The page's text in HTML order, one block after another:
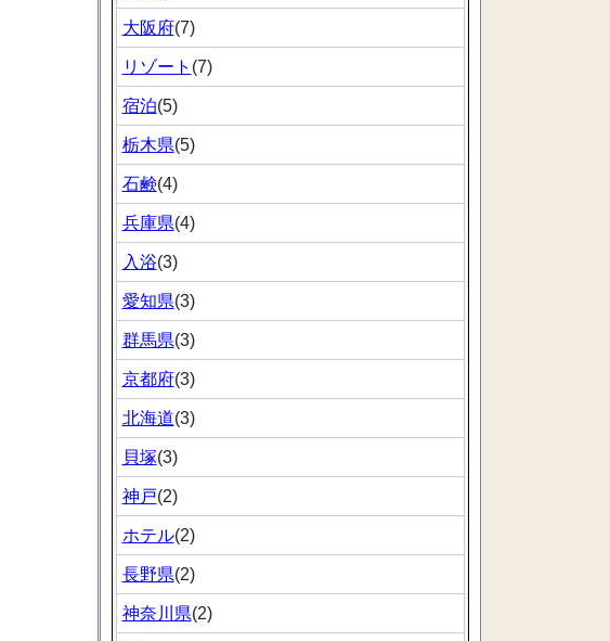
大阪府(7)
リゾート (7)
宿泊(5)
栃木県(5)
石鹸(4)
兵庫県(4)
入浴(3)
愛知県(3)
群馬県(3)
京都府(3)
北海道(3)
貝塚(3)
神戸(2)
ホテル(2)
長野県(2)
神奈川県(2)